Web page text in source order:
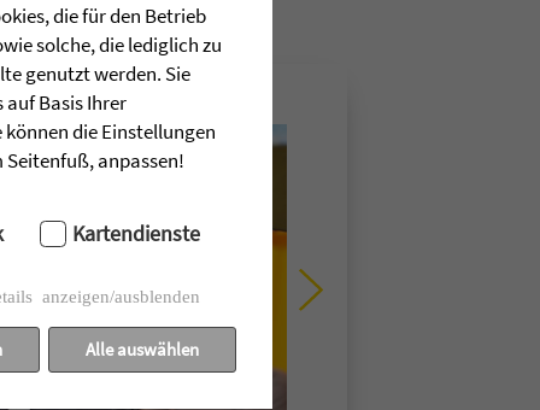
die für den Betrieb
solche, die lediglich zu
genutzt werden. Sie
auf Basis Ihrer
die Einstellungen
anpassen!
Kartendienste
anzeigen/ausblenden
Alle auswählen